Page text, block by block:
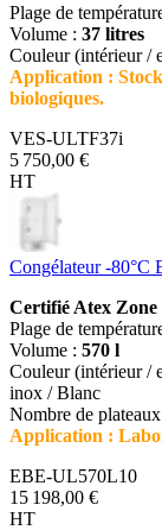
Plage de
Volume : 37 litres
Couleur (intérieur /
Application :
biologiques.
VES-ULTF37i
5 750,00 €
HT
Congélateur -
Certifié Atex
Plage de
Volume : 570 l
Couleur (intérieur /
inox / Blanc
Nombre de
Application :
EBE-UL570L10
15 198,00 €
HT